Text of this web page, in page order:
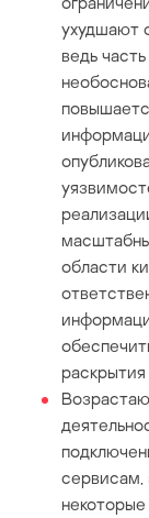
ухудшают
ведь
области